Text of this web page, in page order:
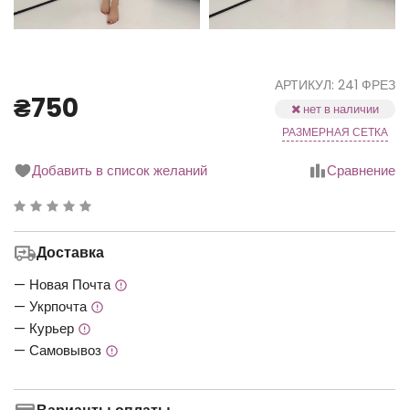
₴750
АРТИКУЛ: 241 ФРЕЗ
нет в наличии
РАЗМЕРНАЯ СЕТКА
Добавить в список желаний Сравнение
0.00
з
5
Доставка
— Новая Почта
— Укрпочта
— Курьер
— Самовывоз